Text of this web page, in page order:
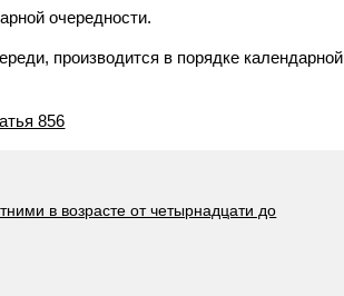
очередности.
производится в порядке календарной
856
в возрасте от четырнадцати до